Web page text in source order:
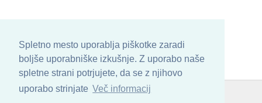
Spletno mesto uporablja piškotke zaradi
boljše uporabniške izkušnje. Z uporabo naše
spletne strani potrjujete, da se z njihovo
uporabo strinjate Več informacij